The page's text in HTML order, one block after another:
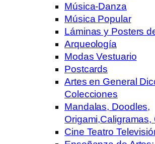
Música-Danza
Música Popular
Láminas y Posters
Arqueología
Modas Vestuario
Postcards
Artes en General
Colecciones
Mandalas, Doodles,
Origami,Caligramas,
Cine Teatro